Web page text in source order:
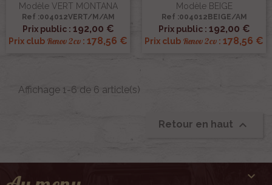
Modèle VERT MONTANA
Ref :004012VERT/M/AM
Prix public : 192,00 €
Prix club Renov 2cv : 178,56 €
Modèle BEIGE
Ref :004012BEIGE/AM
Prix public : 192,00 €
Prix club Renov 2cv : 178,56 €
Affichage 1-6 de 6 article(s)
Retour en haut 
